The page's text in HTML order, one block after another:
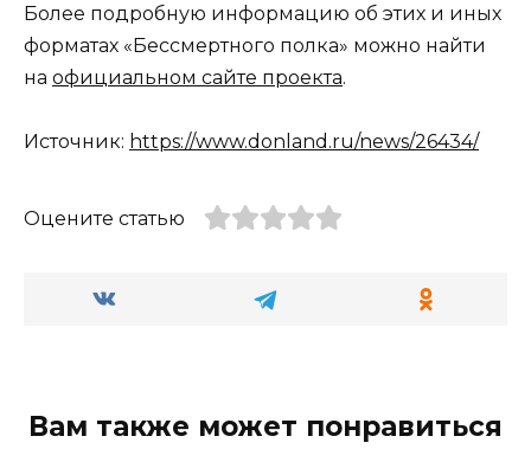
Более подробную информацию об этих и иных
форматах «Бессмертного полка» можно найти
на официальном сайте проекта.
Источник: https://www.donland.ru/news/26434/
Оцените статью
Вам также может понравиться